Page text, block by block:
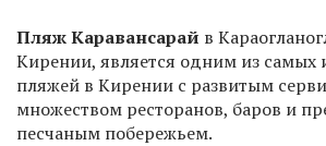
Пляж Каравансарай в
Кирении, является одним из самых
пляжей в Кирении с развитым
множеством ресторанов, баров и
песчаным побережьем.